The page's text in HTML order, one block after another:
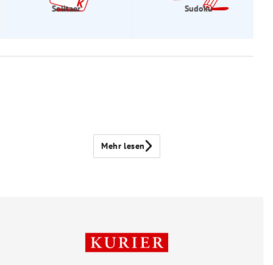
Solitaer Sudoku
Mehr lesen